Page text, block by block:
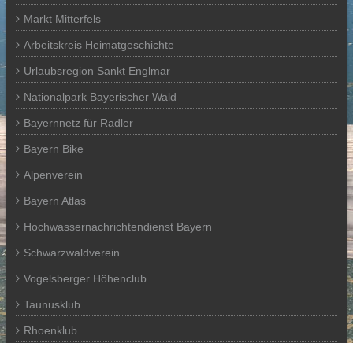
Markt Mitterfels
Arbeitskreis Heimatgeschichte
Urlaubsregion Sankt Englmar
Nationalpark Bayerischer Wald
Bayernnetz für Radler
Bayern Bike
Alpenverein
Bayern Atlas
Hochwassernachrichtendienst Bayern
Schwarzwaldverein
Vogelsberger Höhenclub
Taunusklub
Rhoenklub